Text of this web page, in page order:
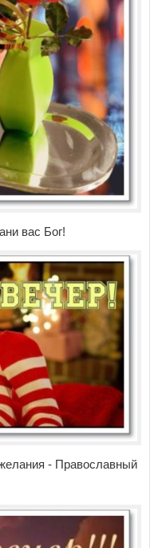
вас Бог!
- Православный